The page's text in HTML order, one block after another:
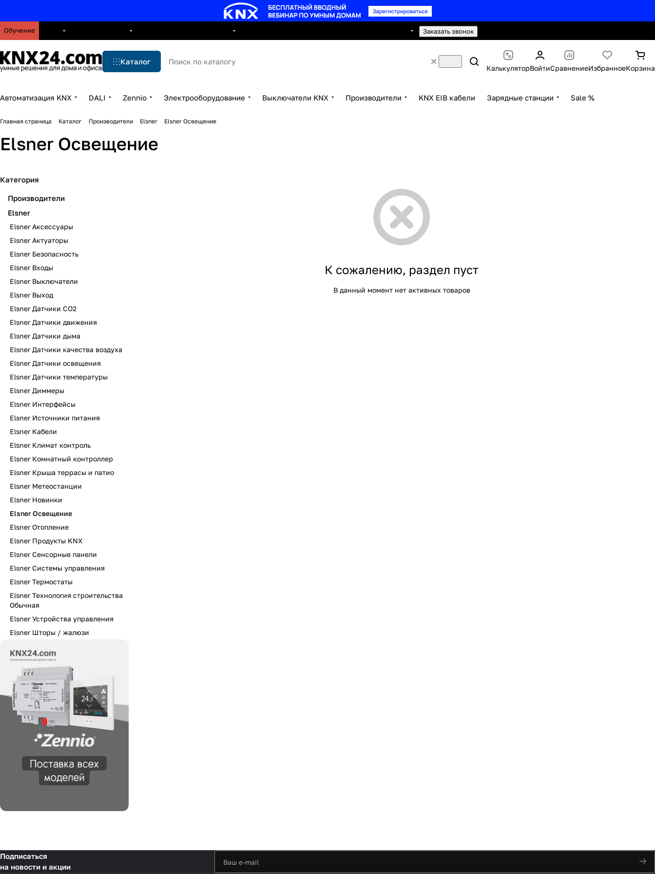
Обучение Заказать звонок
Каталог
КалькуляторВойтиСравнениеИзбранноеКорзина
Автоматизация KNX DALI Zennio Электрооборудование Выключатели KNX Производители KNX EIB кабели Зарядные станции Sale %
Главная страница Каталог Производители Elsner Elsner Освещение
Elsner Освещение
К сожалению, раздел пуст
В данный момент нет активных товаров
Категория
Производители
Elsner
Elsner Аксессуары
Elsner Актуаторы
Elsner Безопасность
Elsner Входы
Elsner Выключатели
Elsner Выход
Elsner Датчики CO2
Elsner Датчики движения
Elsner Датчики дыма
Elsner Датчики качества воздуха
Elsner Датчики освещения
Elsner Датчики температуры
Elsner Диммеры
Elsner Интерфейсы
Elsner Источники питания
Elsner Кабели
Elsner Климат контроль
Elsner Комнатный контроллер
Elsner Крыша террасы и патио
Elsner Метеостанции
Elsner Новинки
Elsner Освещение
Elsner Отопление
Elsner Продукты KNX
Elsner Сенсорные панели
Elsner Системы управления
Elsner Термостаты
Elsner Технология строительства
Обычная
Elsner Устройства управления
Elsner Шторы / жалюзи
Подписаться
на новости и акции